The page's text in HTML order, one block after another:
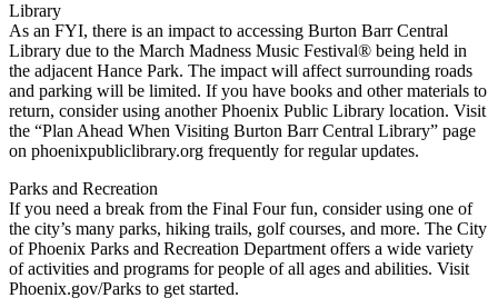
Library
As an FYI, there is an impact to accessing Burton Barr Central
Library due to the March Madness Music Festival® being held in
the adjacent Hance Park. The impact will affect surrounding roads
and parking will be limited. If you have books and other materials to
return, consider using another Phoenix Public Library location. Visit
the “Plan Ahead When Visiting Burton Barr Central Library” page
on phoenixpubliclibrary.org frequently for regular updates.
Parks and Recreation
If you need a break from the Final Four fun, consider using one of
the city’s many parks, hiking trails, golf courses, and more. The City
of Phoenix Parks and Recreation Department offers a wide variety
of activities and programs for people of all ages and abilities. Visit
Phoenix.gov/Parks to get started.